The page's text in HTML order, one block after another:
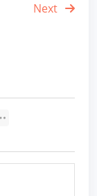
Next